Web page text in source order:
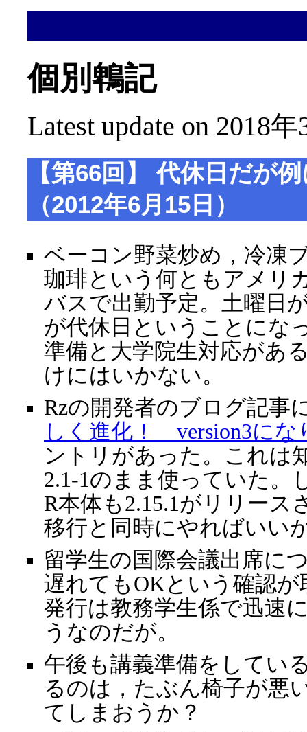
個別鵯記
Latest update on 2018
【第66回】 代休日だが
（2012年6月15日）
ベーコン野菜炒め，冷凍
珈琲という何ともアメリ
バスで出勤予定。土曜日
が代休日ということにな
準備と大学院生対応があ
けにはいかない。
Rzの開発者のブログ記事
しく進化！ version3にな
ントリがあった。これは
2.1-1のまま使っていた。
R本体も2.15.1がリリー
移行と同時にやればいい
留学生の国際会議出席に
遅れてもOKという確認が
発行は教務学生係で迅速
うなのだが。
午後も講義準備をしてい
るのは，たぶん椅子が悪
てしまおうか？